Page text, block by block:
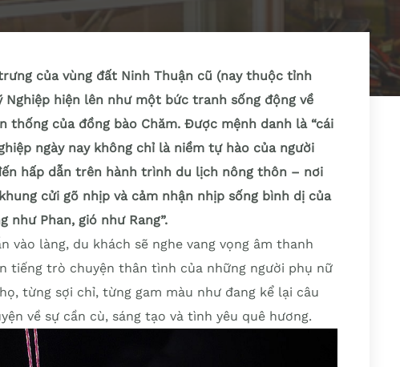
của vùng đất Ninh Thuận cũ (nay thuộc tỉnh
Nghiệp hiện lên như một bức tranh sống động về
thống của đồng bào Chăm. Được mệnh danh là “cái
ngày nay không chỉ là niềm tự hào của người
hấp dẫn trên hành trình du lịch nông thôn – nơi
cửi gõ nhịp và cảm nhận nhịp sống bình dị của
như Phan, gió như Rang”.
vào làng, du khách sẽ nghe vang vọng âm thanh
tiếng trò chuyện thân tình của những người phụ nữ
từng sợi chỉ, từng gam màu như đang kể lại câu
về sự cần cù, sáng tạo và tình yêu quê hương.